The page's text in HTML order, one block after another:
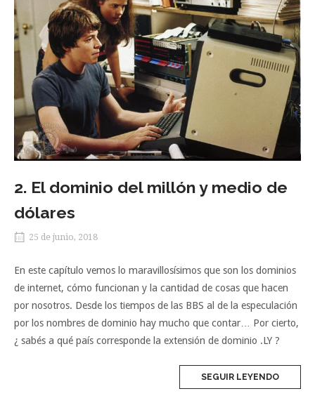
2. El dominio del millón y medio de
dólares
25 de junio, 2018
En este capítulo vemos lo maravillosísimos que son los dominios
de internet, cómo funcionan y la cantidad de cosas que hacen
por nosotros. Desde los tiempos de las BBS al de la especulación
por los nombres de dominio hay mucho que contar… Por cierto,
¿ sabés a qué país corresponde la extensión de dominio .LY ?
SEGUIR LEYENDO